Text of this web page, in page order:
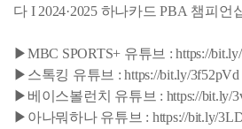
다 I 2024·2025 하나카드 PBA 챔피언
▶MBC SPORTS+ 유튜브 : https://
▶스톡킹 유튜브 : https://bit.ly/3f52pVd
▶베이스볼런치 유튜브 : https://bit.ly/
▶아나뭐하나 유튜브 : https://bit.ly/